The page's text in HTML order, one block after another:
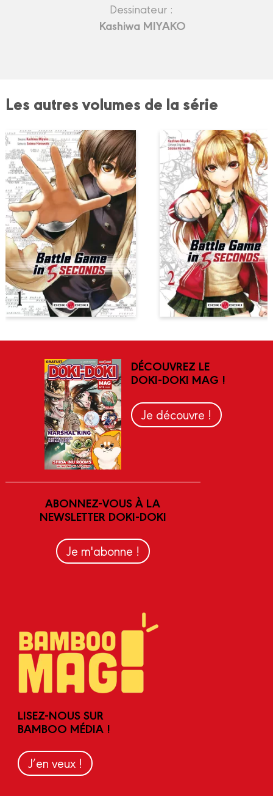
Dessinateur :
Kashiwa MIYAKO
Les autres volumes de la série
DÉCOUVREZ LE
DOKI-DOKI MAG !
Je découvre !
ABONNEZ-VOUS À LA
NEWSLETTER DOKI-DOKI
Je m'abonne !
LISEZ-NOUS SUR
BAMBOO MÉDIA !
J’en veux !